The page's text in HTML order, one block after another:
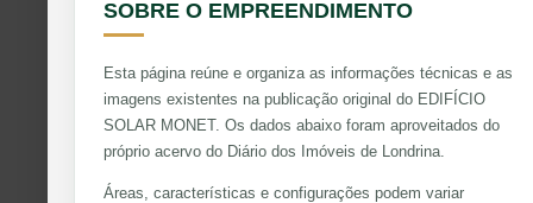
SOBRE O EMPREENDIMENTO
Esta página reúne e organiza as informações técnicas e as
imagens existentes na publicação original do EDIFÍCIO
SOLAR MONET. Os dados abaixo foram aproveitados do
próprio acervo do Diário dos Imóveis de Londrina.
Áreas, características e configurações podem variar